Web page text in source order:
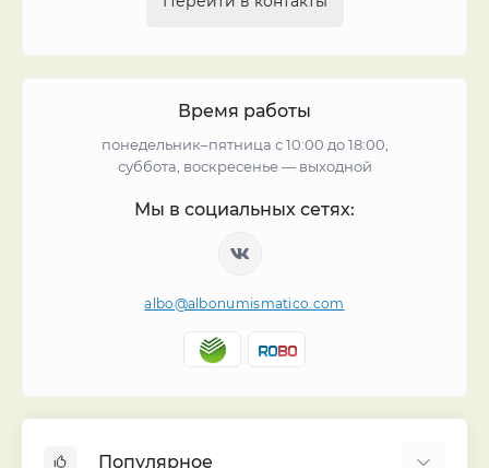
Время работы
понедельник–пятница с 10:00 до 18:00,
суббота, воскресенье — выходной
Мы в социальных сетях:
albo@albonumismatico.com
Популярное